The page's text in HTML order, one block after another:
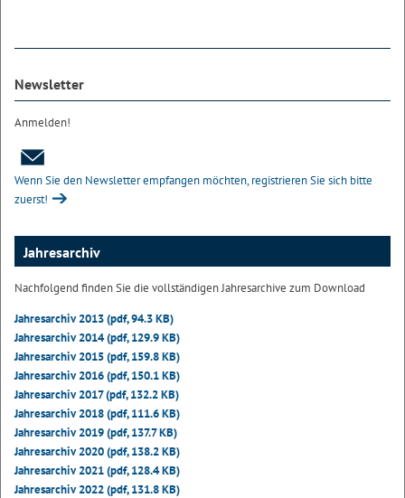
Newsletter
Anmelden!
Wenn Sie den Newsletter empfangen möchten, registrieren Sie sich bitte
zuerst!
Jahresarchiv
Nachfolgend finden Sie die vollständigen Jahresarchive zum Download
Jahresarchiv 2013 (pdf, 94.3 KB)
Jahresarchiv 2014 (pdf, 129.9 KB)
Jahresarchiv 2015 (pdf, 159.8 KB)
Jahresarchiv 2016 (pdf, 150.1 KB)
Jahresarchiv 2017 (pdf, 132.2 KB)
Jahresarchiv 2018 (pdf, 111.6 KB)
Jahresarchiv 2019 (pdf, 137.7 KB)
Jahresarchiv 2020 (pdf, 138.2 KB)
Jahresarchiv 2021 (pdf, 128.4 KB)
Jahresarchiv 2022 (pdf, 131.8 KB)